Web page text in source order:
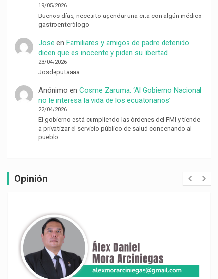
19/05/2026
Buenos días, necesito agendar una cita con algún médico
gastroenterólogo
Jose en Familiares y amigos de padre detenido
dicen que es inocente y piden su libertad
23/04/2026
Josdeputaaaa
Anónimo en Cosme Zaruma: ‘Al Gobierno Nacional
no le interesa la vida de los ecuatorianos’
22/04/2026
El gobierno está cumpliendo las órdenes del FMI y tiende
a privatizar el servicio público de salud condenando al
pueblo…
Opinión